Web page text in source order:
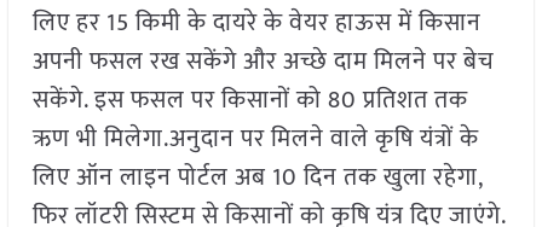
लिए हर 15 किमी के दायरे के वेयर हाऊस में किसान
अपनी फसल रख सकेंगे और अच्छे दाम मिलने पर बेच
सकेंगे. इस फसल पर किसानों को 80 प्रतिशत तक
ऋण भी मिलेगा.अनुदान पर मिलने वाले कृषि यंत्रों के
लिए ऑन लाइन पोर्टल अब 10 दिन तक खुला रहेगा,
फिर लॉटरी सिस्टम से किसानों को कृषि यंत्र दिए जाएंगे.